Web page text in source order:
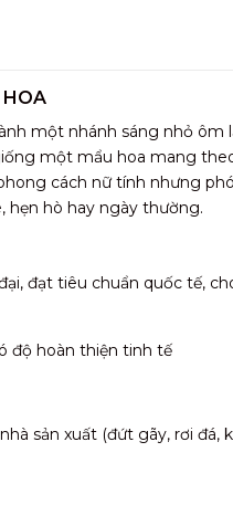
HOA
một nhánh sáng nhỏ ôm
một mẩu hoa mang
cách nữ tính nhưng
hẹn hò hay ngày thường.
đạt tiêu chuẩn quốc tế,
độ hoàn thiện tinh tế
sản xuất (đứt gãy, rơi đá,